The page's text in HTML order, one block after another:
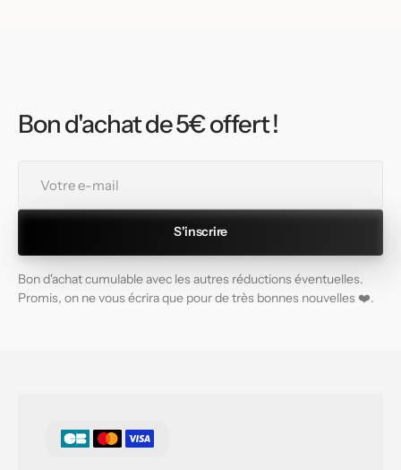
Bon d'achat de 5€ offert !
mail
S'inscrire
Bon d'achat cumulable avec les autres réductions éventuelles.
Promis, on ne vous écrira que pour de très bonnes nouvelles ❤️.